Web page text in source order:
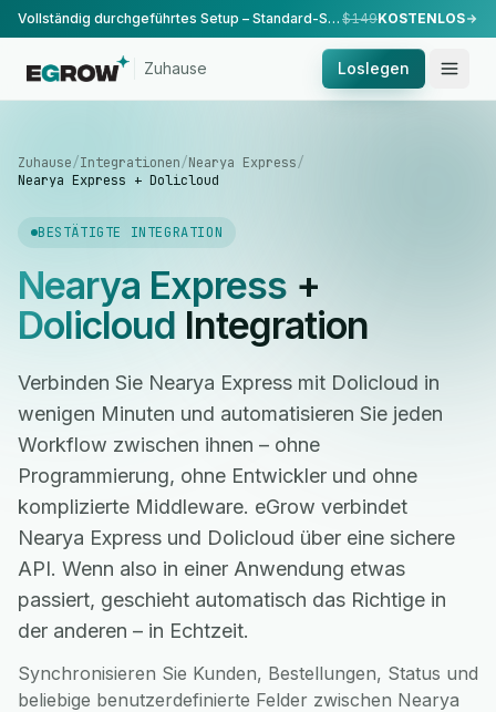
Vollständig durchgeführtes Setup – Standard-Setup, durchgeführt von unserem Team. $149KOSTENLOS
Zuhause Loslegen
Zuhause/Integrationen/Nearya Express/
Nearya Express + Dolicloud
BESTÄTIGTE INTEGRATION
Nearya Express+
Dolicloud Integration
Verbinden Sie Nearya Express mit Dolicloud in
wenigen Minuten und automatisieren Sie jeden
Workflow zwischen ihnen – ohne
Programmierung, ohne Entwickler und ohne
komplizierte Middleware. eGrow verbindet
Nearya Express und Dolicloud über eine sichere
API. Wenn also in einer Anwendung etwas
passiert, geschieht automatisch das Richtige in
der anderen – in Echtzeit.
Synchronisieren Sie Kunden, Bestellungen, Status und
beliebige benutzerdefinierte Felder zwischen Nearya